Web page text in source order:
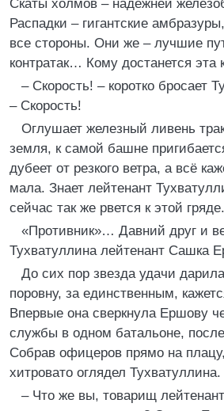
Скаты холмов – надежней
Распадки – гигантские
все стороны. Они же – лучшие
контратак… Кому достанется эта
– Скорость! – коротко бросает
– Скорость!
Оглушает железный ливень
земля, к самой башне
дубеет от резкого ветра, а всё
мала. Знает лейтенант
сейчас так же рвется к этой гряде.
«Противник»… Давний друг и
Тухватуллина лейтенант Сашка
До сих пор звезда удачи
поровну, за единственным,
Впервые она сверкнула Ершову
службы в одном батальоне,
Собрав офицеров прямо на
хитровато оглядел Тухватуллина.
– Что же вы, товарищ